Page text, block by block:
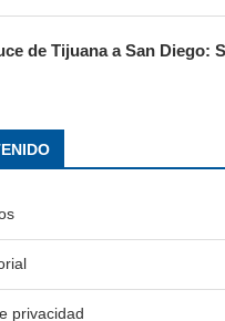
de Tijuana a San Diego:
privacidad